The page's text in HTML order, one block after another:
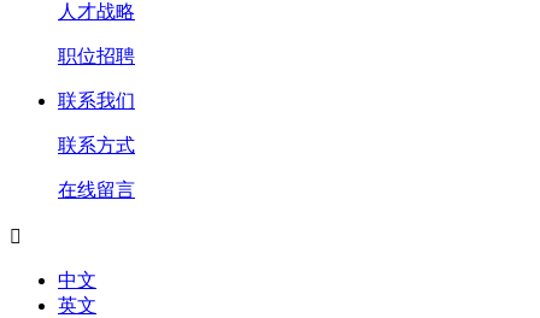
人才战略
职位招聘
联系我们
联系方式
在线留言

中文
英文